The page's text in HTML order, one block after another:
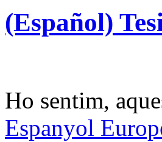
(Español)
Ho sentim,
Espanyol